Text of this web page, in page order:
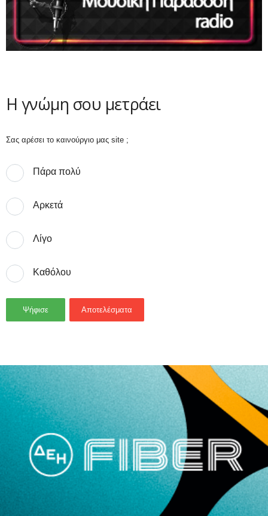
Η γνώμη σου μετράει
Σας αρέσει το καινούργιο μας site ;
Πάρα πολύ
Αρκετά
Λίγο
Καθόλου
Ψήφισε Αποτελέσματα
- Advertisement -